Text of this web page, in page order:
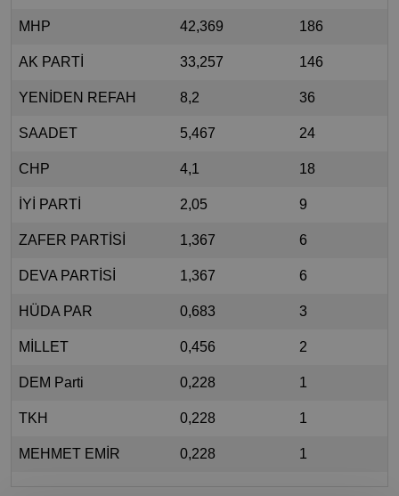
MHP 42,369 186
AK PARTİ 33,257 146
YENİDEN REFAH 8,2 36
SAADET 5,467 24
CHP 4,1 18
İYİ PARTİ 2,05 9
ZAFER PARTİSİ 1,367 6
DEVA PARTİSİ 1,367 6
HÜDA PAR 0,683 3
MİLLET 0,456 2
DEM Parti 0,228 1
TKH 0,228 1
MEHMET EMİR 0,228 1